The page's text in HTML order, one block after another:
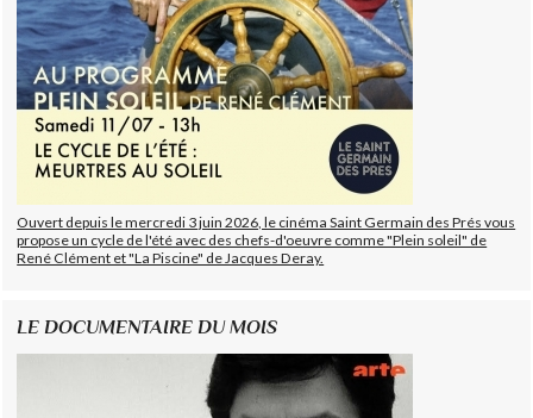
Ouvert depuis le mercredi 3 juin 2026, le cinéma Saint Germain des Prés vous
propose un cycle de l'été avec des chefs-d'oeuvre comme "Plein soleil" de
René Clément et "La Piscine" de Jacques Deray.
LE DOCUMENTAIRE DU MOIS